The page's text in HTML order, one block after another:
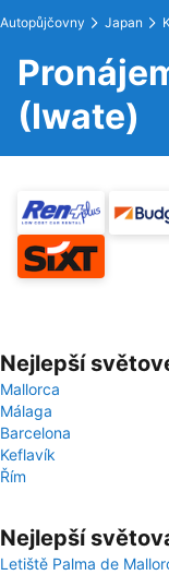
Autopůjčovny Japan
(Iwate)
Nejlepší
Mallorca
Málaga
Barcelona
Keflavík
Řím
Nejlepší
Letiště Palma de